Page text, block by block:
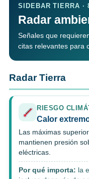
SIDEBAR TIERRA ·
Radar
Señales que
citas relevantes para
Radar Tierra
RIESGO
Calor
Las máximas
mantienen presión
eléctricas.
Por qué importa: la